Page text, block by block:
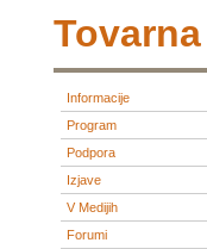
Informacije
Program
Podpora
Izjave
V Medijih
Forumi